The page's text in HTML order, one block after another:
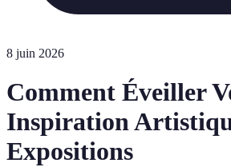
8 juin 2026
Comment Éveiller
Inspiration
Expositions